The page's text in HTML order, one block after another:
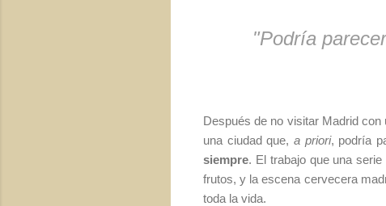
"Podría
Después de no visitar Madrid
una ciudad que,a priori, podría
siempre. El trabajo que una
frutos, y la escena cervecera
toda la vida.